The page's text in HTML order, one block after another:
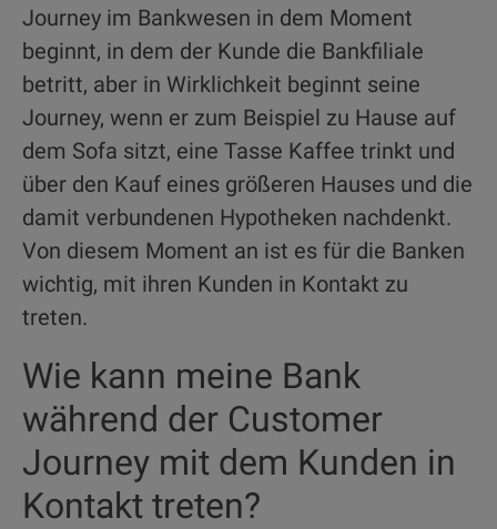
Journey im Bankwesen in dem Moment
beginnt, in dem der Kunde die Bankfiliale
betritt, aber in Wirklichkeit beginnt seine
Journey, wenn er zum Beispiel zu Hause auf
dem Sofa sitzt, eine Tasse Kaffee trinkt und
über den Kauf eines größeren Hauses und die
damit verbundenen Hypotheken nachdenkt.
Von diesem Moment an ist es für die Banken
wichtig, mit ihren Kunden in Kontakt zu
treten.
Wie kann meine Bank
während der Customer
Journey mit dem Kunden in
Kontakt treten?